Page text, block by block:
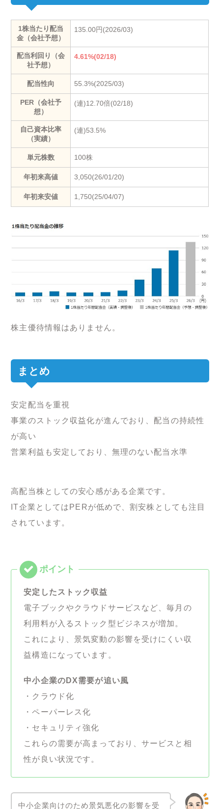
1株当たり配当
金（会社予想）
135.00円(2026/03)
配当利回り（会
社予想）
4.61%(02/18)
配当性向 55.3%(2025/03)
PER（会社予
想）
(連)12.70倍(02/18)
自己資本比率
（実績）
(連)53.5%
単元株数 100株
年初来高値 3,050(26/01/20)
年初来安値 1,750(25/04/07)
株主優待情報はありません。
まとめ
安定配当を重視
事業のストック収益化が進んでおり、配当の持続性
が高い
営業利益も安定しており、無理のない配当水準
高配当株としての安心感がある企業です。
IT企業としてはPERが低めで、割安株としても注目
されています。
安定したストック収益
電子ブックやクラウドサービスなど、毎月の
利用料が入るストック型ビジネスが増加。
これにより、景気変動の影響を受けにくい収
益構造になっています。
中小企業のDX需要が追い風
・クラウド化
・ペーパーレス化
・セキュリティ強化
これらの需要が高まっており、サービスと相
性が良い状況です。
中小企業向けのため景気悪化の影響を受